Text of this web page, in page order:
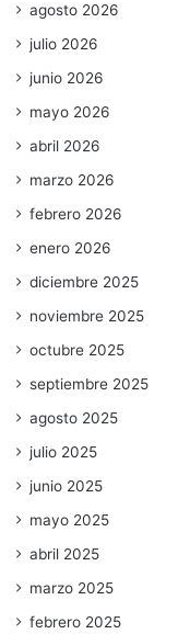
agosto 2026
julio 2026
junio 2026
mayo 2026
abril 2026
marzo 2026
febrero 2026
enero 2026
diciembre 2025
noviembre 2025
octubre 2025
septiembre 2025
agosto 2025
julio 2025
junio 2025
mayo 2025
abril 2025
marzo 2025
febrero 2025